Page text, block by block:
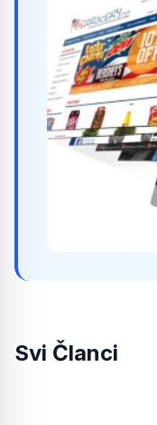
Svi Članci